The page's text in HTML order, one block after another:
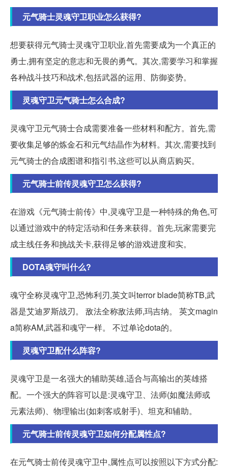
元气骑士灵魂守卫职业怎么获得?
想要获得元气骑士灵魂守卫职业,首先需要成为一个真正的
勇士,拥有坚定的意志和无畏的勇气。其次,需要学习和掌握
各种战斗技巧和战术,包括武器的运用、防御姿势。
灵魂守卫元气骑士怎么合成?
灵魂守卫元气骑士合成需要准备一些材料和配方。首先,需
要收集足够的炼金石和元气结晶作为材料。其次,需要找到
元气骑士的合成图谱和指引书,这些可以从商店购买。
元气骑士前传灵魂守卫怎么获得?
在游戏《元气骑士前传》中,灵魂守卫是一种特殊的角色,可
以通过游戏中的特定活动和任务来获得。首先,玩家需要完
成主线任务和挑战关卡,获得足够的游戏进度和实。
DOTA魂守叫什么?
魂守全称灵魂守卫,恐怖利刃,英文叫terror blade简称TB,武
器是艾迪罗斯战刃。 敌法全称敌法师,玛吉纳。 英文magin
a简称AM,武器和魂守一样。 不过单论dota的。
灵魂守卫配什么阵容?
灵魂守卫是一名强大的辅助英雄,适合与高输出的英雄搭
配。一个强大的阵容可以是:灵魂守卫、法师(如魔法师或
元素法师)、物理输出(如刺客或射手)、坦克和辅助。
元气骑士前传灵魂守卫如何分配属性点?
在元气骑士前传灵魂守卫中,属性点可以按照以下方式分配: